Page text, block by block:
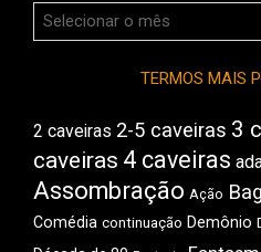
Arquivos
do
TERMOS MAIS
2 caveiras 2-5 caveiras 3
caveiras 4 caveiras
Assombração Ação
Comédia continuação Demônio